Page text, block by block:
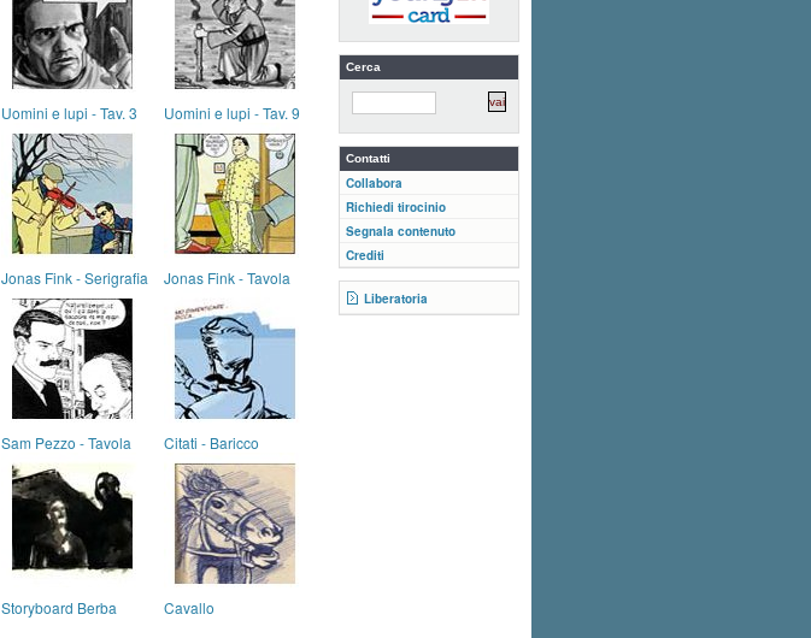
Uomini e lupi - Tav. 3 Uomini e lupi - Tav. 9
Jonas Fink - Serigrafia Jonas Fink - Tavola
Sam Pezzo - Tavola Citati - Baricco
Storyboard Berba Cavallo
Cerca
Contatti
Collabora
Richiedi tirocinio
Segnala contenuto
Crediti
Liberatoria